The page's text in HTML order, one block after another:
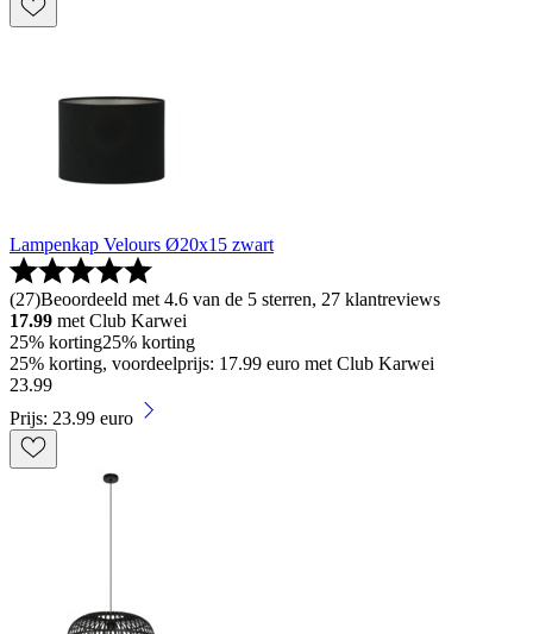
Lampenkap Velours Ø20x15 zwart
(27)Beoordeeld met 4.6 van de 5 sterren, 27 klantreviews
17.99 met Club Karwei
25% korting25% korting
25% korting, voordeelprijs: 17.99 euro met Club Karwei
23.99
Prijs: 23.99 euro